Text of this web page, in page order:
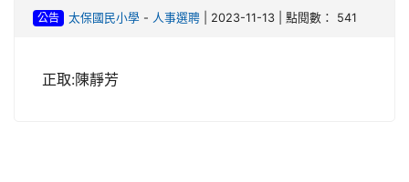
公告 太保國民小學- 人事選聘| 2023-11-13 | 點閱數： 541
正取:陳靜芳